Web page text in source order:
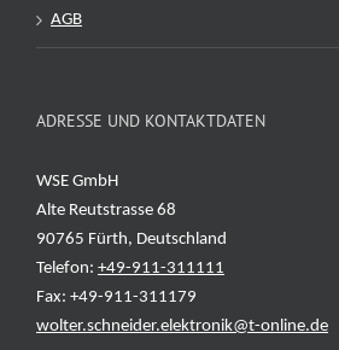
AGB
ADRESSE UND KONTAKTDATEN
WSE GmbH
Alte Reutstrasse 68
90765 Fürth, Deutschland
Telefon: +49-911-311111
Fax: +49-911-311179
wolter.schneider.elektronik@t-online.de